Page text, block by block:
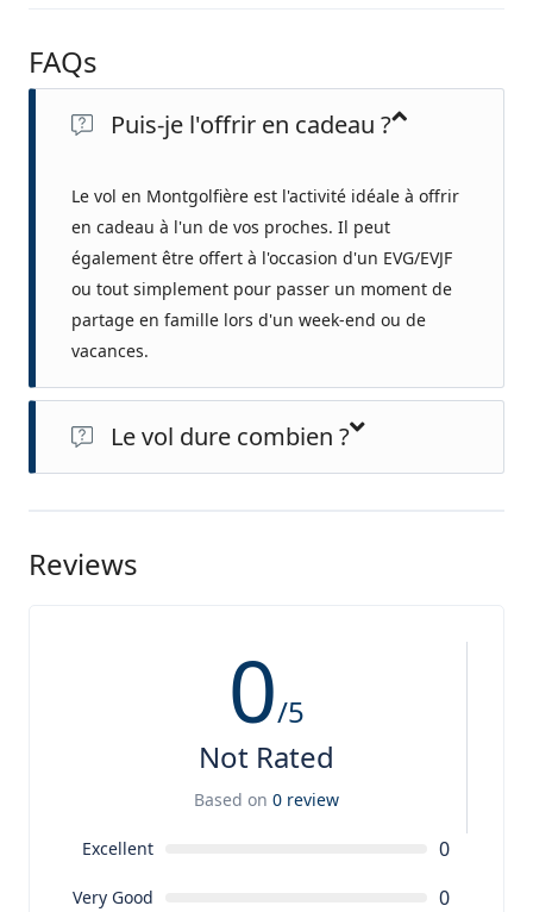
FAQs
Puis-je l'offrir en cadeau ?
Le vol en Montgolfière est l'activité idéale à offrir
en cadeau à l'un de vos proches. Il peut
également être offert à l'occasion d'un EVG/EVJF
ou tout simplement pour passer un moment de
partage en famille lors d'un week-end ou de
vacances.
Le vol dure combien ?
Reviews
0/5
Not Rated
Based on 0 review
Excellent 0
Very Good 0